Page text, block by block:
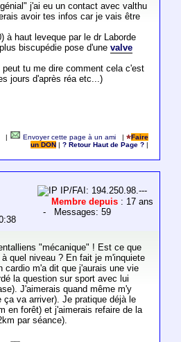
j'ai eu un contact avec valthu
avoir tes infos car je vais être
à haut leveque par le dr Laborde
biscupédie pose d'une valve
tu me dire comment cela c'est
jours d'après réa etc...)
Envoyer cette page à un ami |
Faire
un DON
|? Retour Haut de Page ?
IP/FAI: 194.250.98.---
Membre depuis : 17 ans
- Messages: 59
"mécanique" ! Est ce que
quel niveau ? En fait je m'inquiete
cardio m'a dit que j'aurais une vie
la question sur sport avec lui
J'aimerais quand même m'y
ça va arriver). Je pratique déjà le
en forêt) et j'aimerais refaire de la
par séance).